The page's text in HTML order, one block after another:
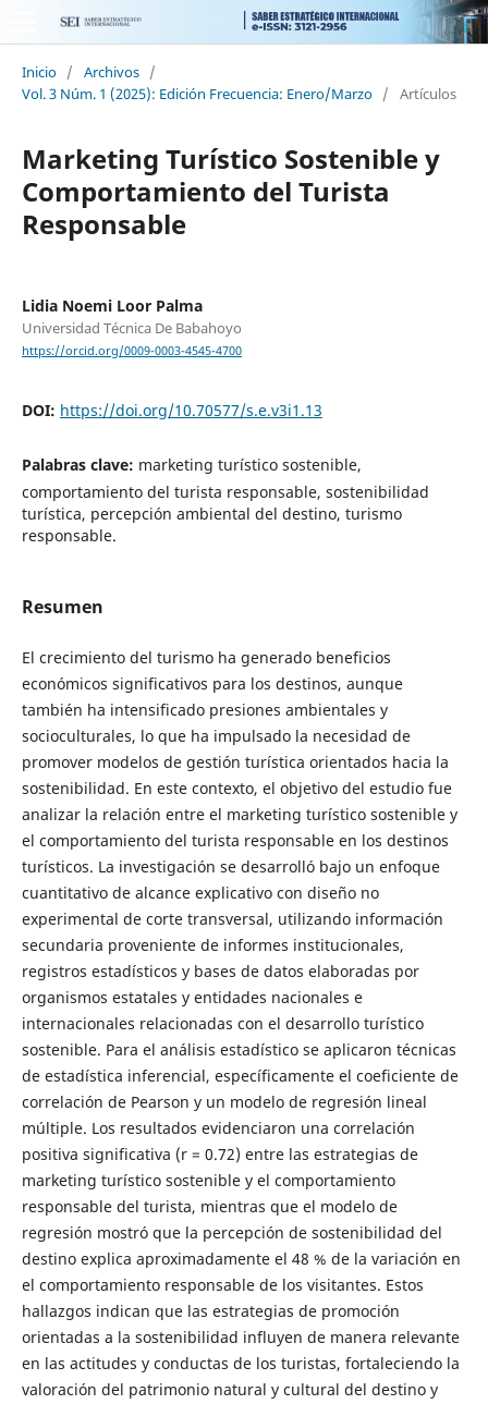
Inicio / Archivos /
Vol. 3 Núm. 1 (2025): Edición Frecuencia: Enero/Marzo / Artículos
Marketing Turístico Sostenible y
Comportamiento del Turista
Responsable
Lidia Noemi Loor Palma
Universidad Técnica De Babahoyo
https://orcid.org/0009-0003-4545-4700
DOI: https://doi.org/10.70577/s.e.v3i1.13
Palabras clave: marketing turístico sostenible,
comportamiento del turista responsable, sostenibilidad
turística, percepción ambiental del destino, turismo
responsable.
Resumen
El crecimiento del turismo ha generado beneficios
económicos significativos para los destinos, aunque
también ha intensificado presiones ambientales y
socioculturales, lo que ha impulsado la necesidad de
promover modelos de gestión turística orientados hacia la
sostenibilidad. En este contexto, el objetivo del estudio fue
analizar la relación entre el marketing turístico sostenible y
el comportamiento del turista responsable en los destinos
turísticos. La investigación se desarrolló bajo un enfoque
cuantitativo de alcance explicativo con diseño no
experimental de corte transversal, utilizando información
secundaria proveniente de informes institucionales,
registros estadísticos y bases de datos elaboradas por
organismos estatales y entidades nacionales e
internacionales relacionadas con el desarrollo turístico
sostenible. Para el análisis estadístico se aplicaron técnicas
de estadística inferencial, específicamente el coeficiente de
correlación de Pearson y un modelo de regresión lineal
múltiple. Los resultados evidenciaron una correlación
positiva significativa (r = 0.72) entre las estrategias de
marketing turístico sostenible y el comportamiento
responsable del turista, mientras que el modelo de
regresión mostró que la percepción de sostenibilidad del
destino explica aproximadamente el 48 % de la variación en
el comportamiento responsable de los visitantes. Estos
hallazgos indican que las estrategias de promoción
orientadas a la sostenibilidad influyen de manera relevante
en las actitudes y conductas de los turistas, fortaleciendo la
valoración del patrimonio natural y cultural del destino y